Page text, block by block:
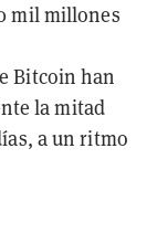
mil millones
Bitcoin han
la mitad
a un ritmo